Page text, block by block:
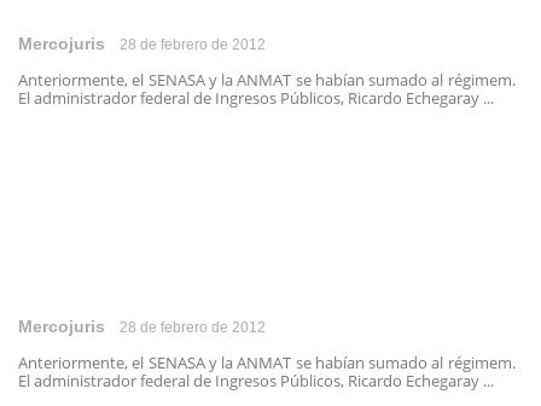
Mercojuris 28 de febrero de 2012
Anteriormente, el SENASA y la ANMAT se habían sumado al régimem.
El administrador federal de Ingresos Públicos, Ricardo Echegaray ...
Mercojuris 28 de febrero de 2012
Anteriormente, el SENASA y la ANMAT se habían sumado al régimem.
El administrador federal de Ingresos Públicos, Ricardo Echegaray ...